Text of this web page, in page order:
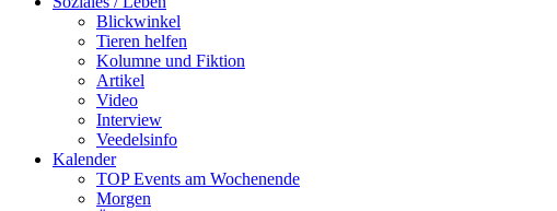
Blickwinkel
Tieren helfen
Kolumne und Fiktion
Artikel
Video
Interview
Veedelsinfo
Kalender
TOP Events am Wochenende
Morgen